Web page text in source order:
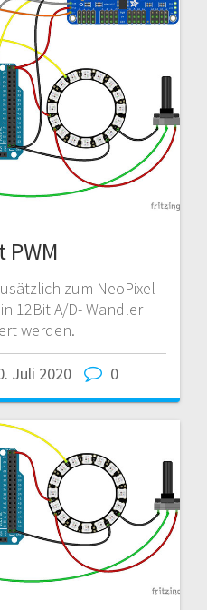
PWM
zum NeoPixel-
12Bit A/D- Wandler
werden.
Juli 2020 0